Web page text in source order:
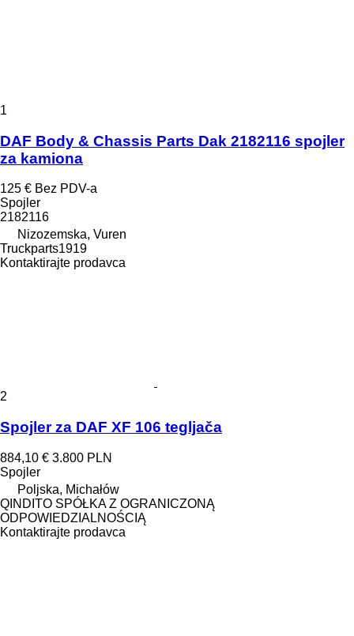
1
DAF Body & Chassis Parts Dak 2182116 spojler
za kamiona
125 € Bez PDV-a
Spojler
2182116
Nizozemska, Vuren
Truckparts1919
Kontaktirajte prodavca
2
Spojler za DAF XF 106 tegljača
884,10 € 3.800 PLN
Spojler
Poljska, Michałów
QINDITO SPÓŁKA Z OGRANICZONĄ
ODPOWIEDZIALNOŚCIĄ
Kontaktirajte prodavca